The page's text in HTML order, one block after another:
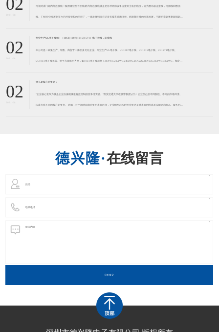
可视对讲门铃内部连接线一般用哪些型号的线材 内部连接线就是把各种外部设备连接到主机的线缆，分为显示器连接线，电源线和数据
线。 门铃行业发展到至今已经有很长的历程了，一直发展到现在还没有被市场淘汰掉，而跟着科技的快速发展，不断的实际更新跟国际接
02
专业生产UL电子线如：（1061| 1007| 1015| 1571）电子导线，彩排线
本公司是一家集生产、销售、商贸于一体的多元化企业。专业生产UL电子线、UL1007电子线、UL1015电子线、UL1571电子线、
UL1061电子线等等。型号与规格均齐全，如1061电子线规格：20AWG,22AWG,24AWG,26AWG,28AWG,30AWG,32AWG。额定温
02
什么是核心竞争力？
“企业核心竞争力就是企业自身能够最有效控制的竞争性资源。”西安交通大学教授曹教授认为：企业所处的不同阶段、不同的市场环境、
应该打造不同的核心竞争力。 比如，处于相对自由竞争的市场环境，企业刚刚起步时的竞争力是对市场的快速反应能力和商品、服务的品
在线留言
立即提交